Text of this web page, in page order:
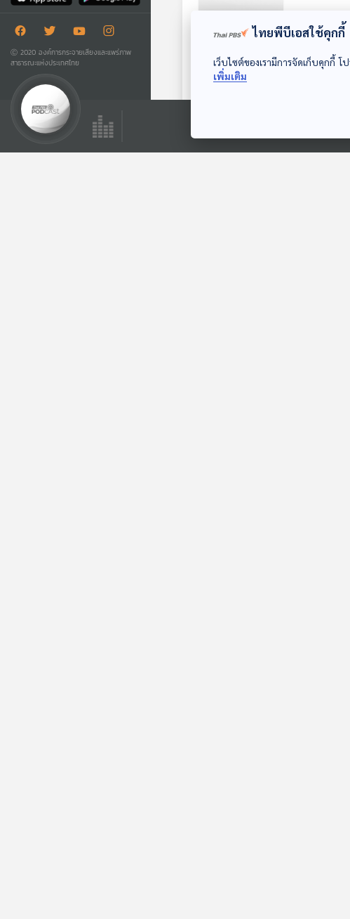
Ⓒ 2020 องค์การกระจายเสียงและแพร่ภาพ
สาธารณะแห่งประเทศไทย
EP. 28: ต
ไทยพีบีเอสใช้คุกกี้
เว็บไซต์ของเรามีการจัดเก็บคุกกี้
เพิ่มเติม